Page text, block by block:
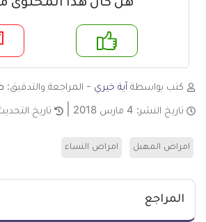
هل كان هذا المحتوى
لا
كتب بواسطة آية خيري - المراجعة والتدقيق:
تاريخ النشر: 4 مارس 2018 تاريخ
امراض المهبل امراض النساء
المراجع